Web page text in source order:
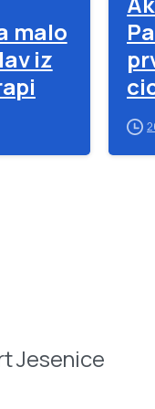
malo
iz
Jesenice